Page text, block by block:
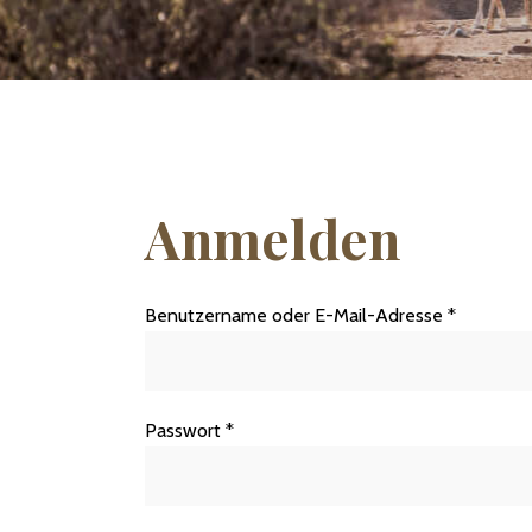
Anmelden
Benutzername oder E-Mail-Adresse *
Passwort *Erforderlich